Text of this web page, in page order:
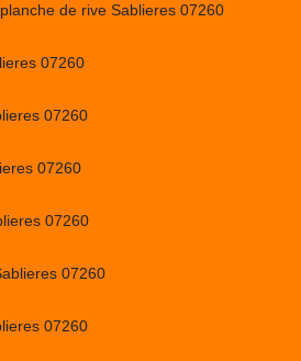
de rive Sablieres 07260
07260
07260
07260
07260
07260
07260